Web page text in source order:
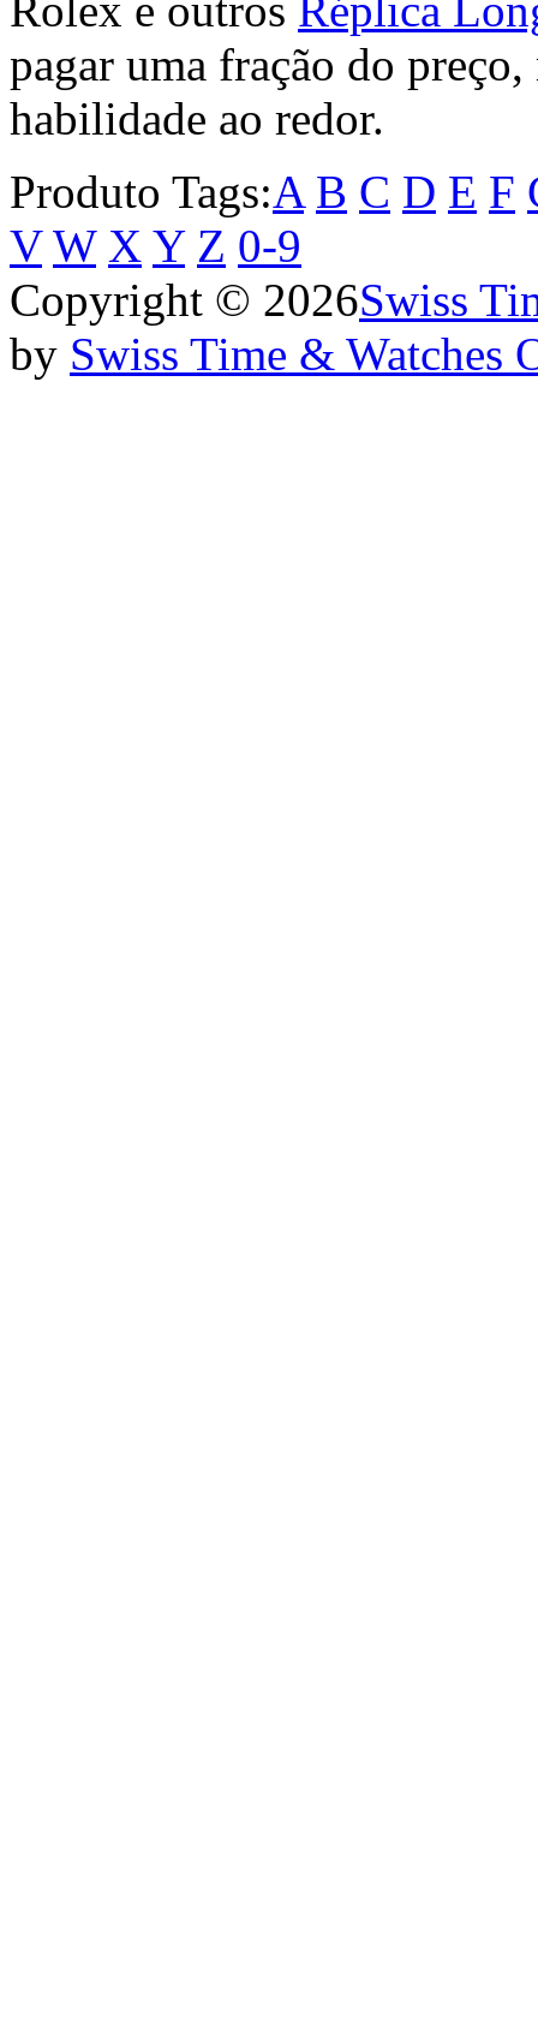
Rolex e outros Réplica
pagar uma fração do
habilidade ao redor.
Produto Tags:A B C D E F
V W X Y Z 0-9
Copyright © 2026Swiss
by Swiss Time & Watches